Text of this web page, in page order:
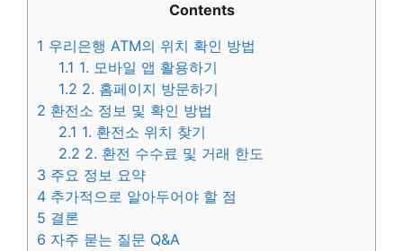
Contents
1 우리은행 ATM의 위치 확인 방법
1.1 1. 모바일 앱 활용하기
1.2 2. 홈페이지 방문하기
2 환전소 정보 및 확인 방법
2.1 1. 환전소 위치 찾기
2.2 2. 환전 수수료 및 거래 한도
3 주요 정보 요약
4 추가적으로 알아두어야 할 점
5 결론
6 자주 묻는 질문 Q&A